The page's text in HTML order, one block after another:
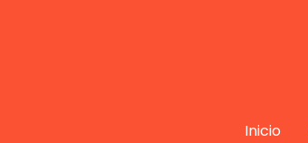
Inicio